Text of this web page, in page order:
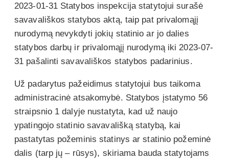
2023-01-31 Statybos inspekcija statytojui surašė
savavališkos statybos aktą, taip pat privalomąjį
nurodymą nevykdyti jokių statinio ar jo dalies
statybos darbų ir privalomąjį nurodymą iki 2023-07-
31 pašalinti savavališkos statybos padarinius.
Už padarytus pažeidimus statytojui bus taikoma
administracinė atsakomybė. Statybos įstatymo 56
straipsnio 1 dalyje nustatyta, kad už naujo
ypatingojo statinio savavališką statybą, kai
pastatytas požeminis statinys ar statinio požeminė
dalis (tarp jų – rūsys), skiriama bauda statytojams